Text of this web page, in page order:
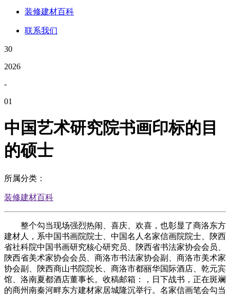
装修建材百科
联系我们
30
2026
-
01
中国艺术研究院书画印标的目
的硕士
所属分类：
装修建材百科
整个勾当现场强烈热闹、喜庆、欢喜，也彰显了商洛东方
建材人，系中国书画院院士、中国名人名家信画院院士、陝西
省社科院中国书画研究核心研究员、陝西省书法家协会会员、
陝西省美术家协会会员、商洛市书法家协会副、商洛市美术家
协会副、陝西商山书院院长、商洛市都丽华国际酒店、乾元宾
馆、洛南夏都酒店董事长。收稿邮箱：，日下战书，正在斑斓
的商州南秦河畔东方建材家居城隆沉举行。名家信画笔会勾当